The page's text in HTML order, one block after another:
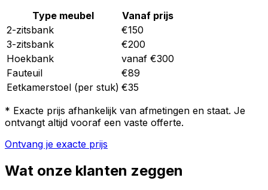
Type meubel
Vanaf prijs
2-zitsbank
€150
3-zitsbank
€200
Hoekbank
vanaf €300
Fauteuil
€89
Eetkamerstoel (per stuk) €35
* Exacte prijs afhankelijk van afmetingen en staat. Je
ontvangt altijd vooraf een vaste offerte.
Ontvang je exacte prijs
Wat onze klanten zeggen